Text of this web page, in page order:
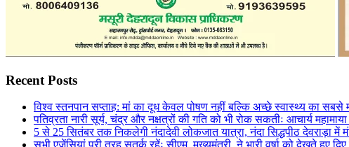
Recent Posts
विश्व स्तनपान सप्ताह: मां का दूध केवल पोषण नहीं बल्कि अच्छे स्वास्थ्य का
पतिव्रता नारी सूर्य, चंद्र और नक्षत्रों की गति को भी रोक सकतीः आचार्य
5 से 25 सितंबर तक निकलेगी नंदादेवी लोकजात यात्रा, नंदा सिद्धपीठ देवराड़ा